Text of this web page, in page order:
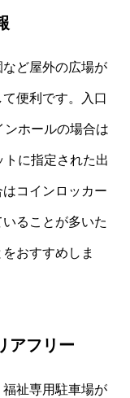
ど屋外の広場が
便利です。入口
ホールの場合は
に指定された出
コインロッカー
ることが多いた
おすすめしま
アフリー
祉専用駐車場が